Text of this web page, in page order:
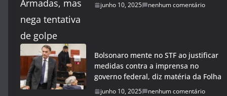
junho 10, 2025 nenhum comentário
Bolsonaro mente no STF ao justificar
medidas contra a imprensa no
governo federal, diz matéria da Folha
junho 10, 2025 nenhum comentário